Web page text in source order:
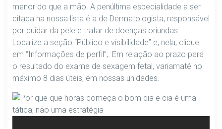
menor do que a mão. A penúltima especialidade a ser
citada na nossa lista é a de Dermatologista, responsável
por cuidar da pele e tratar de doenças oriundas.
Localize a seção “Público e visibilidade” e, nela, clique
em “Informações de perfil”;. Em relação ao prazo para
o resultado do exame de sexagem fetal, variamaté no
máximo 8 dias úteis, em nossas unidades.